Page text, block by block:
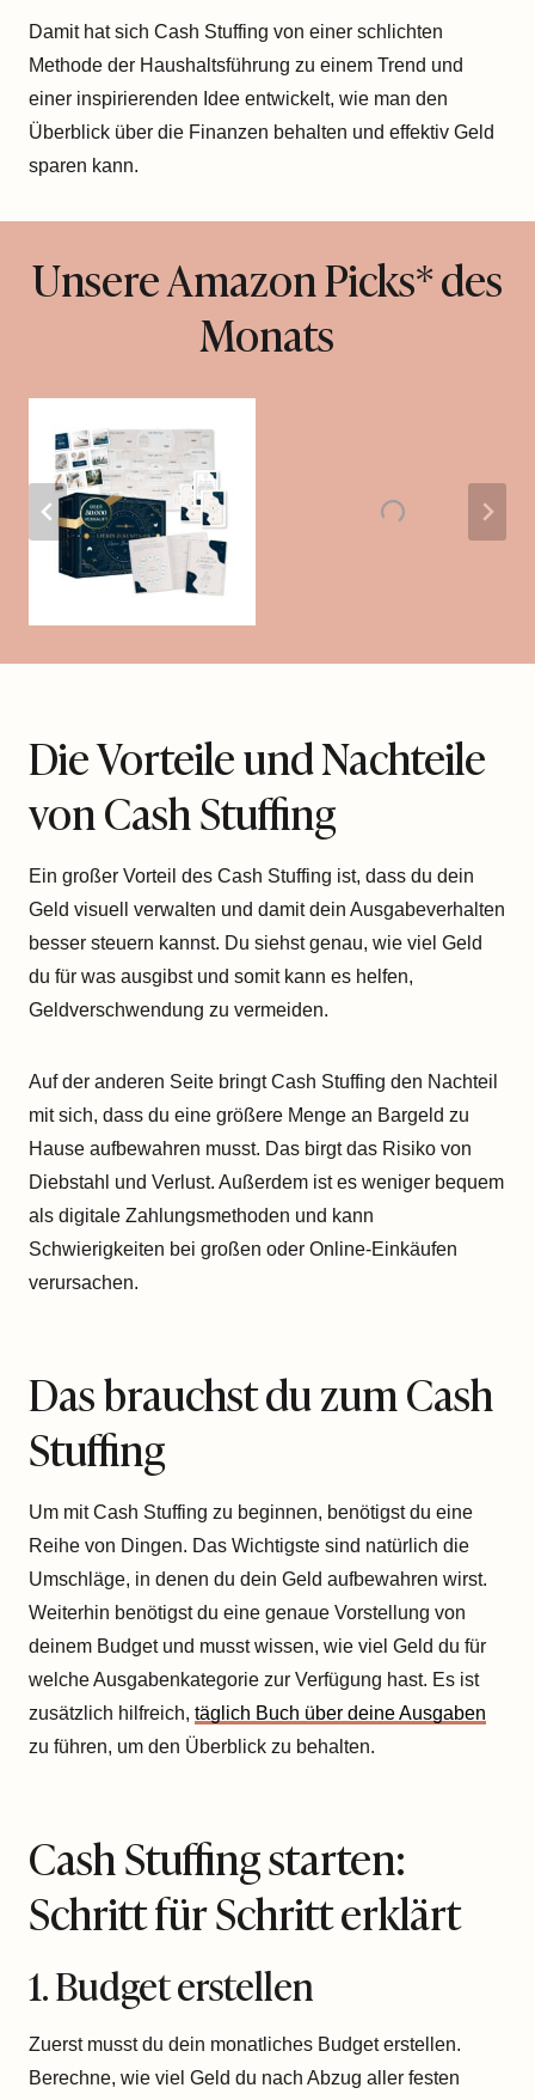
Damit hat sich Cash Stuffing von einer schlichten
Methode der Haushaltsführung zu einem Trend und
einer inspirierenden Idee entwickelt, wie man den
Überblick über die Finanzen behalten und effektiv Geld
sparen kann.
Unsere Amazon Picks* des
Monats
Die Vorteile und Nachteile
von Cash Stuffing
Ein großer Vorteil des Cash Stuffing ist, dass du dein
Geld visuell verwalten und damit dein Ausgabeverhalten
besser steuern kannst. Du siehst genau, wie viel Geld
du für was ausgibst und somit kann es helfen,
Geldverschwendung zu vermeiden.
Auf der anderen Seite bringt Cash Stuffing den Nachteil
mit sich, dass du eine größere Menge an Bargeld zu
Hause aufbewahren musst. Das birgt das Risiko von
Diebstahl und Verlust. Außerdem ist es weniger bequem
als digitale Zahlungsmethoden und kann
Schwierigkeiten bei großen oder Online-Einkäufen
verursachen.
Das brauchst du zum Cash
Stuffing
Um mit Cash Stuffing zu beginnen, benötigst du eine
Reihe von Dingen. Das Wichtigste sind natürlich die
Umschläge, in denen du dein Geld aufbewahren wirst.
Weiterhin benötigst du eine genaue Vorstellung von
deinem Budget und musst wissen, wie viel Geld du für
welche Ausgabenkategorie zur Verfügung hast. Es ist
zusätzlich hilfreich, täglich Buch über deine Ausgaben
zu führen, um den Überblick zu behalten.
Cash Stuffing starten:
Schritt für Schritt erklärt
1. Budget erstellen
Zuerst musst du dein monatliches Budget erstellen.
Berechne, wie viel Geld du nach Abzug aller festen